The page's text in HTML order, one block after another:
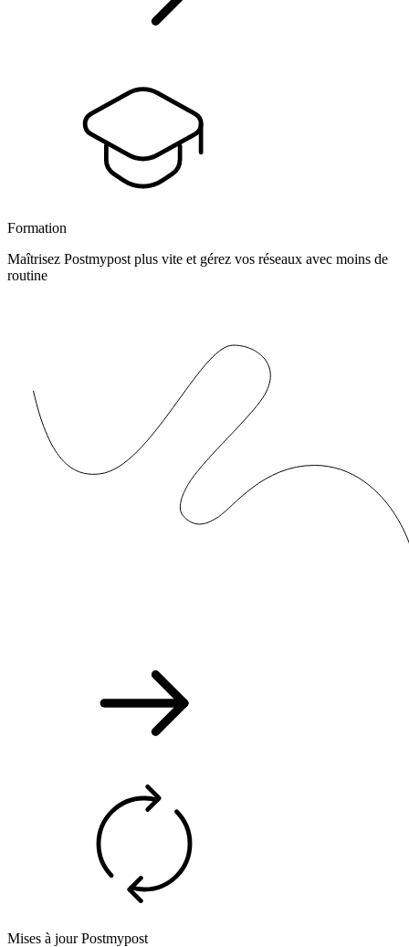
Formation
Maîtrisez Postmypost plus vite et gérez vos réseaux avec moins de
routine
Mises à jour Postmypost